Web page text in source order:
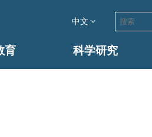
中文
育 科学研究